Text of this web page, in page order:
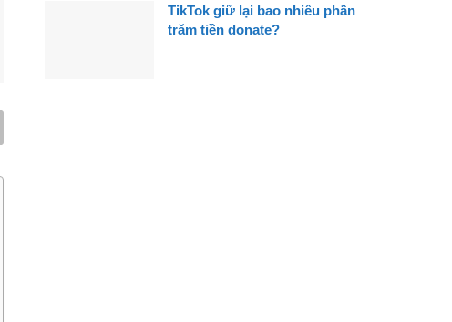
TikTok giữ lại bao nhiêu phần
trăm tiền donate?